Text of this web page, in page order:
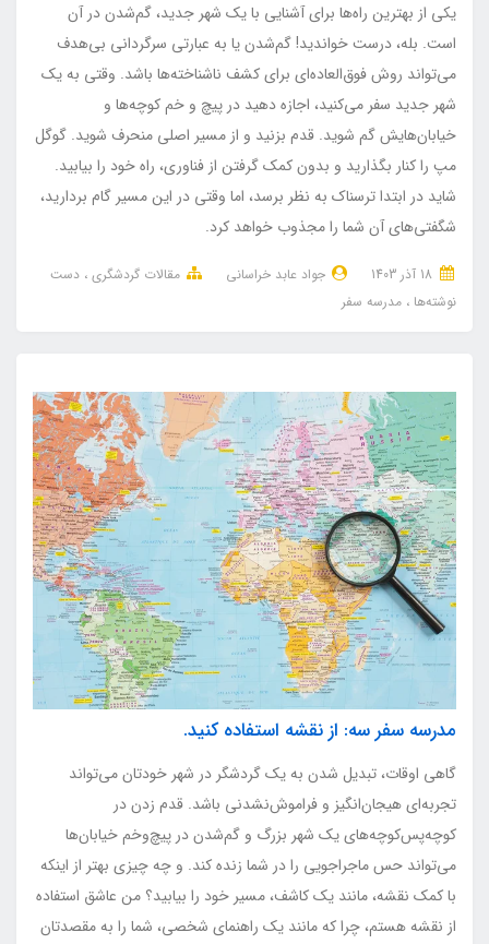
یکی از بهترین راه‌ها برای آشنایی با یک شهر جدید، گم‌شدن در آن
است. بله، درست خواندید! گم‌شدن یا به عبارتی سرگردانی بی‌هدف
می‌تواند روش فوق‌العاده‌ای برای کشف ناشناخته‌ها باشد. وقتی به یک
شهر جدید سفر می‌کنید، اجازه دهید در پیچ و خم کوچه‌ها و
خیابان‌هایش گم شوید. قدم بزنید و از مسیر اصلی منحرف شوید. گوگل
مپ را کنار بگذارید و بدون کمک گرفتن از فناوری، راه خود را بیابید.
شاید در ابتدا ترسناک به نظر برسد، اما وقتی در این مسیر گام بردارید،
شگفتی‌های آن شما را مجذوب خواهد کرد.
جواد عابد خراسانی مقالات گردشگری دست
نوشته‌ها
مدرسه سفر
مدرسه سفر سه: از نقشه استفاده کنید.
گاهی اوقات، تبدیل شدن به یک گردشگر در شهر خودتان می‌تواند
تجربه‌ای هیجان‌انگیز و فراموش‌نشدنی باشد. قدم زدن در
کوچه‌پس‌کوچه‌های یک شهر بزرگ و گم‌شدن در پیچ‌وخم خیابان‌ها
می‌تواند حس ماجراجویی را در شما زنده کند. و چه چیزی بهتر از اینکه
با کمک نقشه، مانند یک کاشف، مسیر خود را بیابید؟ من عاشق استفاده
از نقشه هستم، چرا که مانند یک راهنمای شخصی، شما را به مقصدتان